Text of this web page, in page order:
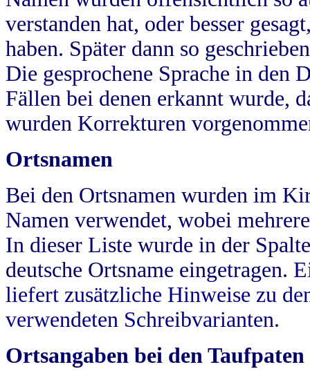
verstanden hat, oder besser
haben. Später dann so
Die gesprochene Sprache in
Fällen bei denen erkannt wurde,
wurden Korrekturen
Ortsnamen
Bei den Ortsnamen wurden im
Namen verwendet, wobei
In dieser Liste wurde in der
deutsche Ortsname eingetragen.
liefert zusätzliche Hinweise zu
verwendeten Schreibvarianten.
Ortsangaben bei den Taufpaten